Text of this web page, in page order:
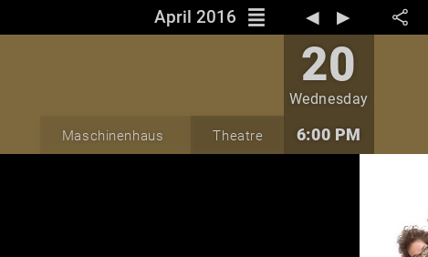
April 2016 reorder ◀︎ ▶︎
20
Wednesday
6:00 PM
Maschinenhaus Theatre